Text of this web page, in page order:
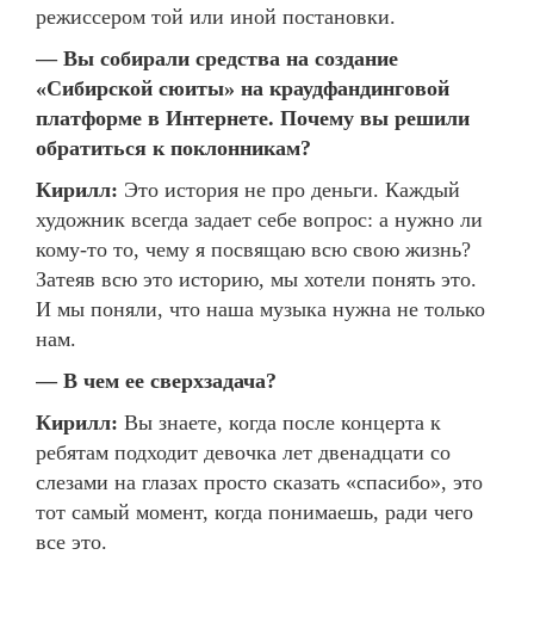
режиссером той или иной постановки.
— Вы собирали средства на создание
«Сибирской сюиты» на краудфандинговой
платформе в Интернете. Почему вы решили
обратиться к поклонникам?
Кирилл: Это история не про деньги. Каждый
художник всегда задает себе вопрос: а нужно ли
кому-то то, чему я посвящаю всю свою жизнь?
Затеяв всю это историю, мы хотели понять это.
И мы поняли, что наша музыка нужна не только
нам.
— В чем ее сверхзадача?
Кирилл: Вы знаете, когда после концерта к
ребятам подходит девочка лет двенадцати со
слезами на глазах просто сказать «спасибо», это
тот самый момент, когда понимаешь, ради чего
все это.